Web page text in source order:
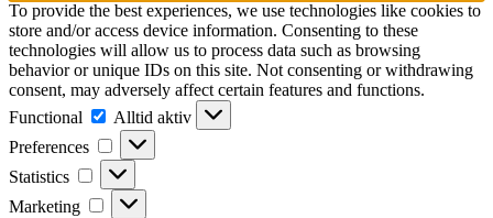
To provide the best experiences, we use technologies like cookies to
store and/or access device information. Consenting to these
technologies will allow us to process data such as browsing
behavior or unique IDs on this site. Not consenting or withdrawing
consent, may adversely affect certain features and functions.
Functional
Functional
Alltid aktiv
Preferences
Preferences
Statistics Statistics
Marketing Marketing